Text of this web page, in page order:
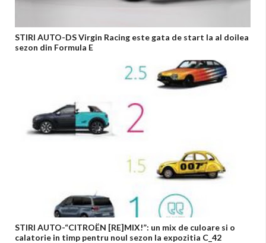
STIRI AUTO-DS Virgin Racing este gata de start la al doilea
sezon din Formula E
STIRI AUTO-“CITROËN [RE]MIX!”: un mix de culoare si o
calatorie in timp pentru noul sezon la expozitia C_42